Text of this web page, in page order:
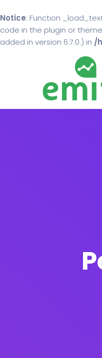
Notice: Function
code in the plugin or
added in version 6.7.0.) in /